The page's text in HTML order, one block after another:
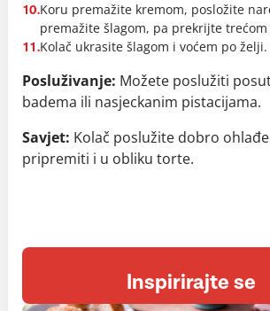
10.Koru premažite kremom, posložite
premažite šlagom, pa prekrijte trećom
11.Kolač ukrasite šlagom i voćem po želji.
Posluživanje: Možete poslužiti
badema ili nasjeckanim pistacijama.
Savjet: Kolač poslužite dobro
pripremiti i u obliku torte.
Inspirirajte se